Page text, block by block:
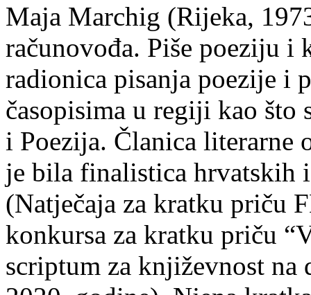
Maja Marchig (Rijeka,
računovođa. Piše poeziju i
radionica pisanja poezije i
časopisima u regiji kao što
i Poezija. Članica literarne
je bila finalistica hrvatskih
(Natječaja za kratku priču
konkursa za kratku priču
scriptum za književnost na